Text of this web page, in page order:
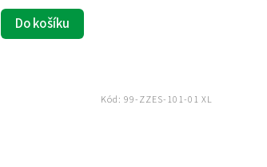
Do košíku
Kód: 99-ZZES-101-01 XL